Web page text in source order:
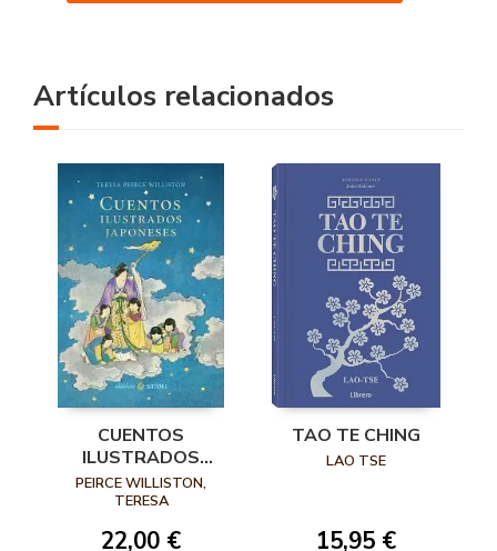
Artículos relacionados
CUENTOS
ILUSTRADOS
JAPONESES
PEIRCE WILLISTON,
TERESA
22,00 €
TAO TE CHING
LAO TSE
15,95 €